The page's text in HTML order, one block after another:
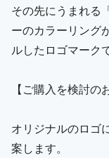
その先にうまれる
ーのカラーリング
ルしたロゴマーク
【ご購入を検討の
オリジナルのロゴ
案します。